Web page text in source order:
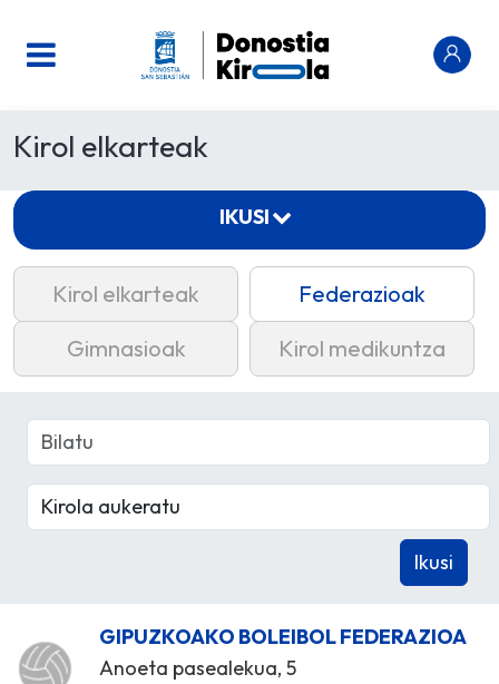
Kirol elkarteak
Kirol elkarteak
Federazioak
Gimnasioak
Kirol medikuntza
GIPUZKOAKO BOLEIBOL FEDERAZIOA
Anoeta pasealekua, 5
IKUSI